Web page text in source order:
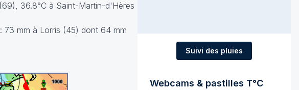
36.8°C à Saint-Martin-d'Hères
73 mm à Lorris (45) dont 64 mm
Suivi des pluies
Webcams & pastilles T°C